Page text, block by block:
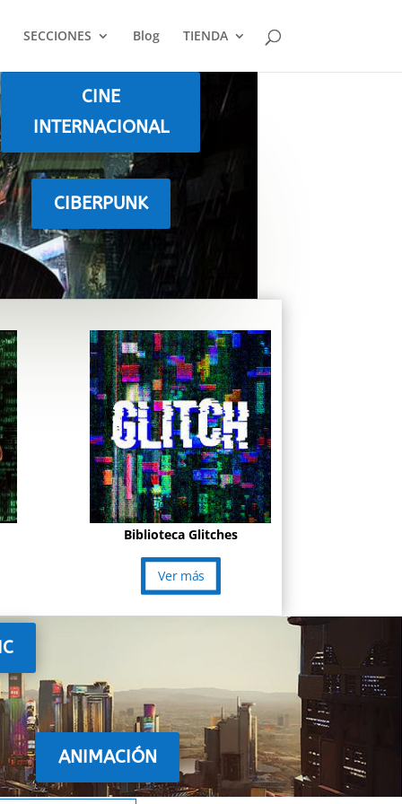
SECCIONES Blog TIENDA
CINE
INTERNACIONAL
CIBERPUNK
Biblioteca Glitches
Ver más
ANIMACIÓN